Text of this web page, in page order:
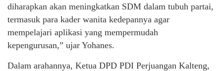
diharapkan akan meningkatkan SDM dalam tubuh partai,
termasuk para kader wanita kedepannya agar
mempelajari aplikasi yang mempermudah
kepengurusan,” ujar Yohanes.
Dalam arahannya, Ketua DPD PDI Perjuangan Kalteng,